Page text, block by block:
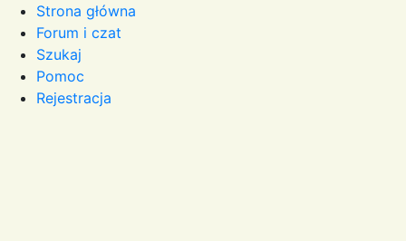
Strona główna
Forum i czat
Szukaj
Pomoc
Rejestracja